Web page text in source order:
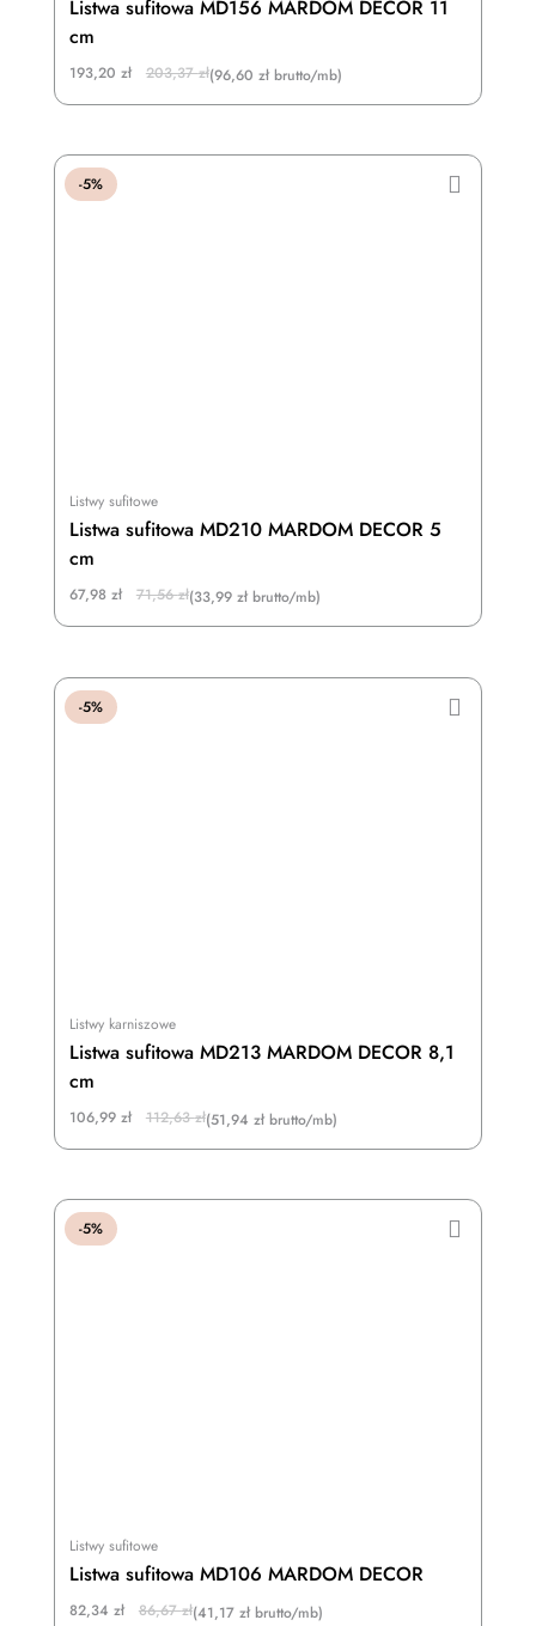
Listwa sufitowa MD156 MARDOM DECOR 11
cm
203,37zł
Original
193,20 zł
Current
(96,60 zł brutto/mb)
-5%
Listwy sufitowe
Listwa sufitowa MD210 MARDOM DECOR 5
cm
71,56zł
Original
67,98 zł
Current
(33,99 zł brutto/mb)
-5%
Listwy karniszowe
Listwa sufitowa MD213 MARDOM DECOR 8,1
cm
112,63zł
Original
106,99 zł
Current
(51,94 zł brutto/mb)
-5%
Listwy sufitowe
Listwa sufitowa MD106 MARDOM DECOR
86,67zł
Original
82,34 zł
Current
(41,17 zł brutto/mb)